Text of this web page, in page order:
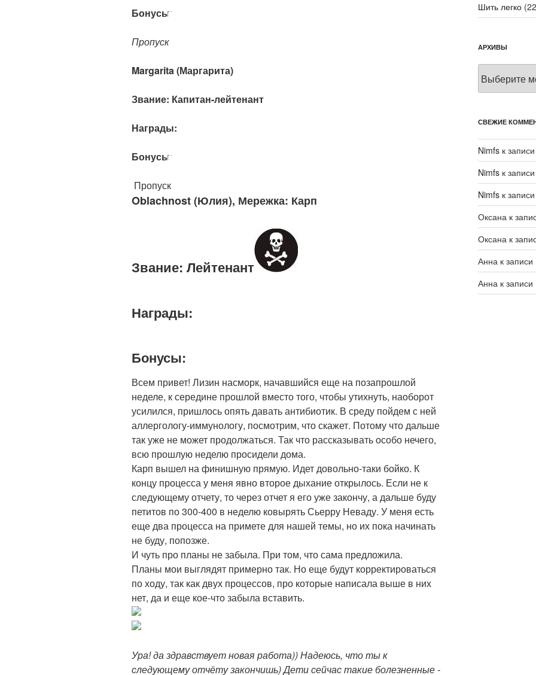
Бонусы:
Пропуск
Margarita (Маргарита)
Звание: Капитан-лейтенант
Награды:
Бонусы:
Пропуск
Oblachnost (Юлия), Мережка: Карп
Звание: Лейтенант
Награды:
Бонусы:
Всем привет! Лизин насморк, начавшийся еще на позапрошлой
неделе, к середине прошлой вместо того, чтобы утихнуть, наоборот
усилился, пришлось опять давать антибиотик. В среду пойдем с ней
аллергологу-иммунологу, посмотрим, что скажет. Потому что дальше
так уже не может продолжаться. Так что рассказывать особо нечего,
всю прошлую неделю просидели дома.
Карп вышел на финишную прямую. Идет довольно-таки бойко. К
концу процесса у меня явно второе дыхание открылось. Если не к
следующему отчету, то через отчет я его уже закончу, а дальше буду
петитов по 300-400 в неделю ковырять Сьерру Неваду. У меня есть
еще два процесса на примете для нашей темы, но их пока начинать
не буду, попозже.
И чуть про планы не забыла. При том, что сама предложила.
Планы мои выглядят примерно так. Но еще будут корректироваться
по ходу, так как двух процессов, про которые написала выше в них
нет, да и еще кое-что забыла вставить.
Ура! да здравствует новая работа)) Надеюсь, что ты к
следующему отчёту закончишь) Дети сейчас такие болезненные -
Шить легко
АРХИВЫ
СВЕЖИЕ
Nimfsк
Nimfsк
Nimfsк
Оксанак
Оксанак
Аннак записи
Аннак записи